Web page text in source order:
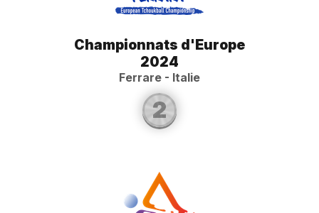
Championnats d'Europe
2024
Ferrare - Italie
2